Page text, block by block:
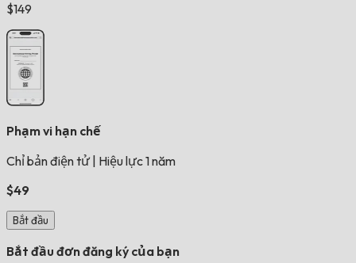
$149
Phạm vi hạn chế
Chỉ bản điện tử Hiệu lực 1 năm
$49
Bắt đầu
Bắt đầu đơn đăng ký của bạn